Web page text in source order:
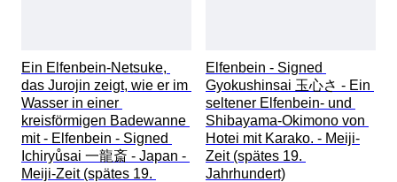
Ein Elfenbein-Netsuke,
das Jurojin zeigt, wie er im
Wasser in einer
kreisförmigen Badewanne
mit - Elfenbein - Signed
Ichiryůsai 一龍斎 - Japan -
Meiji-Zeit (spätes 19.
Elfenbein - Signed
Gyokushinsai 玉心さ - Ein
seltener Elfenbein- und
Shibayama-Okimono von
Hotei mit Karako. - Meiji-
Zeit (spätes 19.
Jahrhundert)